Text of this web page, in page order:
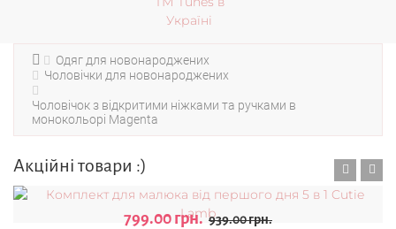
Одяг для новонароджених
Чоловічки для новонароджених
Чоловічок з відкритими ніжками та ручками в
монокольорі Magenta
Акційні товари :)
799.00 грн. 939.00 грн.